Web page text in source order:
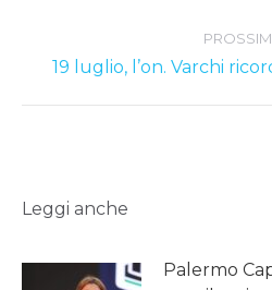
19 luglio, l’on. Varchi
Leggi anche
Palermo